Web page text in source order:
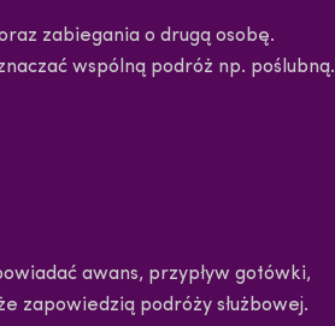
zabiegania o drugą osobę.
wspólną podróż np. poślubną.
awans, przypływ gotówki,
zapowiedzią podróży służbowej.